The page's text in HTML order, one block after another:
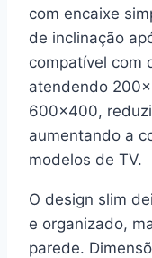
com encaixe
de inclinação
compatível com
atendendo
600×400,
aumentando a
modelos de TV.
O design slim
e organizado,
parede.